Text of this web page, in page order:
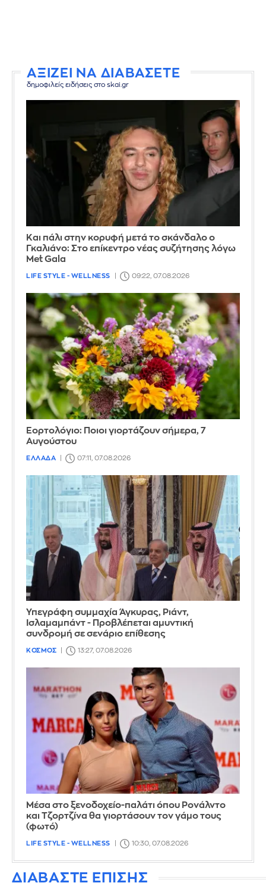
ΑΞΙΖΕΙ ΝΑ ΔΙΑΒΑΣΕΤΕ
δημοφιλείς ειδήσεις στο skai.gr
Και πάλι στην κορυφή μετά το σκάνδαλο ο
Γκαλιάνο: Στο επίκεντρο νέας συζήτησης λόγω
Met Gala
LIFE STYLE - WELLNESS 09:22, 07.08.2026
Εορτολόγιο: Ποιοι γιορτάζουν σήμερα, 7
Αυγούστου
ΕΛΛΑΔΑ 07:11, 07.08.2026
Υπεγράφη συμμαχία Άγκυρας, Ριάντ,
Ισλαμαμπάντ - Προβλέπεται αμυντική
συνδρομή σε σενάριο επίθεσης
ΚΟΣΜΟΣ 13:27, 07.08.2026
Μέσα στο ξενοδοχείο-παλάτι όπου Ρονάλντο
και Τζορτζίνα θα γιορτάσουν τον γάμο τους
(φωτό)
LIFE STYLE - WELLNESS 10:30, 07.08.2026
ΔΙΑΒΑΣΤΕ ΕΠΙΣΗΣ